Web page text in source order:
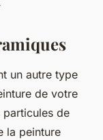
un autre type
de votre
de
la peinture